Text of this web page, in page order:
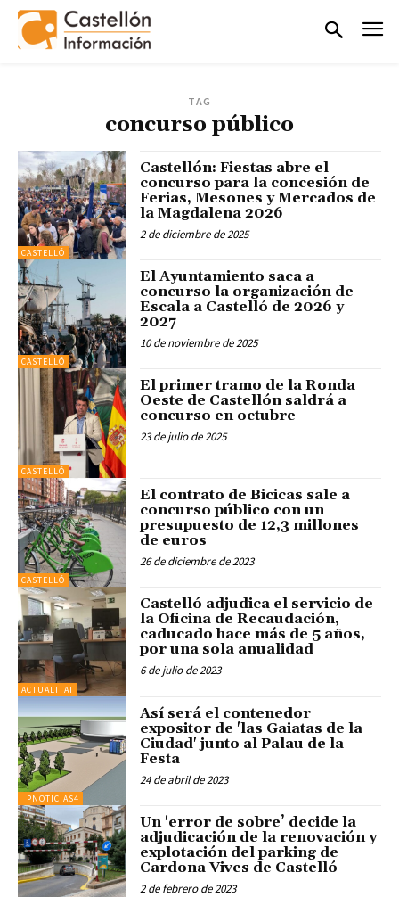
TAG
concurso público
CASTELLÓ
Castellón: Fiestas abre el
concurso para la concesión de
Ferias, Mesones y Mercados de
la Magdalena 2026
2 de diciembre de 2025
CASTELLÓ
El Ayuntamiento saca a
concurso la organización de
Escala a Castelló de 2026 y
2027
10 de noviembre de 2025
CASTELLÓ
El primer tramo de la Ronda
Oeste de Castellón saldrá a
concurso en octubre
23 de julio de 2025
CASTELLÓ
El contrato de Bicicas sale a
concurso público con un
presupuesto de 12,3 millones
de euros
26 de diciembre de 2023
ACTUALITAT
Castelló adjudica el servicio de
la Oficina de Recaudación,
caducado hace más de 5 años,
por una sola anualidad
6 de julio de 2023
_PNOTICIAS4
Así será el contenedor
expositor de 'las Gaiatas de la
Ciudad' junto al Palau de la
Festa
24 de abril de 2023
Un 'error de sobre’ decide la
adjudicación de la renovación y
explotación del parking de
Cardona Vives de Castelló
2 de febrero de 2023